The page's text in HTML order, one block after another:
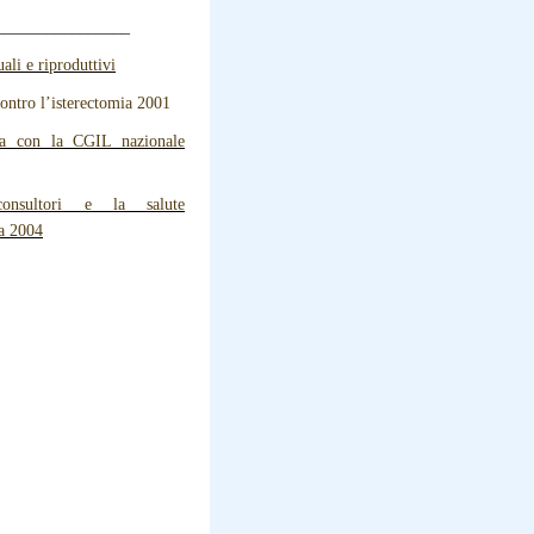
e riproduttivi
l’isterectomia 2001
con la CGIL nazionale
e la salute
2004